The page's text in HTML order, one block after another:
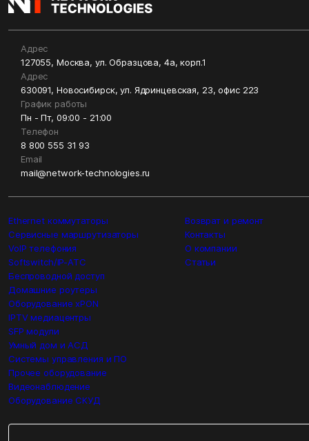
Адрес
127055, Москва, ул. Образцова, 4а, корп.1
Адрес
630091, Новосибирск, ул. Ядринцевская, 23, офис 223
График работы
Пн - Пт, 09:00 - 21:00
Телефон
8 800 555 31 93
Email
mail@network-technologies.ru
Ethernet коммутаторы
Сервисные маршрутизаторы
VoIP телефония
Softswitch/IP-ATC
Беспроводной доступ
Домашние роутеры
Оборудование xPON
IPTV медиацентры
SFP модули
Умный дом и АСД
Системы управления и ПО
Прочее оборудование
Видеонаблюдение
Оборудование СКУД
Возврат и ремонт
Контакты
О компании
Статьи